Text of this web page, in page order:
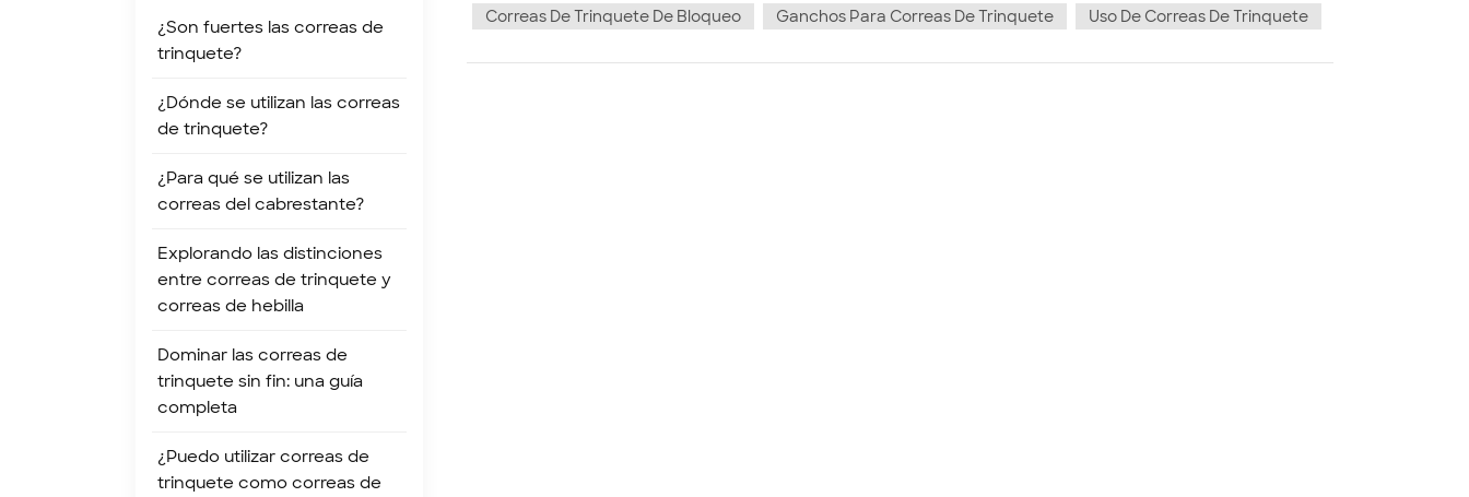
que transporte mercancías por la ciudad o envíe productos a todo el país, nuestras correas de trinquete
robustos, puede confiar en que su carga permanecerá firmemente en su lugar, incluso durante viajes
Correas De Trinquete De Bloqueo
Ganchos Para Correas De Trinquete Uso De Correas De Trinquete
¿Son fuertes las correas de
trinquete?
¿Dónde se utilizan las correas
de trinquete?
¿Para qué se utilizan las
correas del cabrestante?
Explorando las distinciones
entre correas de trinquete y
correas de hebilla
Dominar las correas de
trinquete sin fin: una guía
completa
¿Puedo utilizar correas de
trinquete como correas de